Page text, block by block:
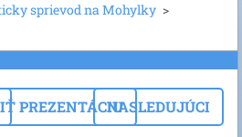
sprievod na Mohylky >
PREZENTÁCIUNASLEDUJÚCI